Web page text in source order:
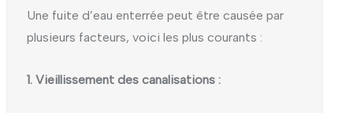
Une fuite d’eau enterrée peut être causée par
plusieurs facteurs, voici les plus courants :
1. Vieillissement des canalisations :